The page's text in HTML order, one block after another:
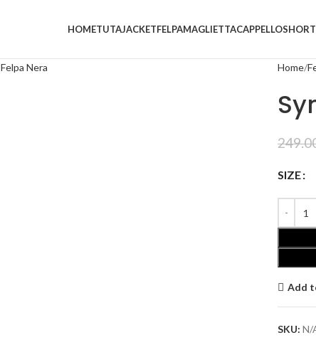
HOMETUTAJACKETFELPAMAGLIETTACAPPELLO
Home
SIZE
Add
SKU: N/